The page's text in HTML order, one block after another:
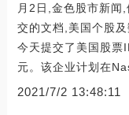
月2日,金色股市新闻
交的文档,美国个股
今天提交了美国股票
元。该企业计划在
2021/7/2 13:48:11